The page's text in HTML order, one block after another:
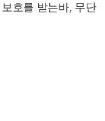
호를 받는바, 무단